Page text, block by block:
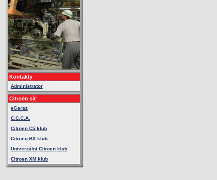
Kontakty
Administrator
Citroën síť
eGaraz
C.C.C.A.
Citroen C5 klub
Citroen BX klub
Univerzálni Citroen klub
Citroen XM klub